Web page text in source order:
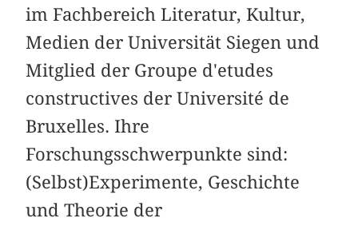
im Fachbereich Literatur, Kultur,
Medien der Universität Siegen und
Mitglied der Groupe d'etudes
constructives der Université de
Bruxelles. Ihre
Forschungsschwerpunkte sind:
(Selbst)Experimente, Geschichte
und Theorie der